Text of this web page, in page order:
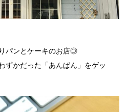
パンとケーキのお店◎
ずかだった「あんぱん」をゲッ